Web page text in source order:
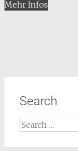
Mehr Infos
Search
Search
for: